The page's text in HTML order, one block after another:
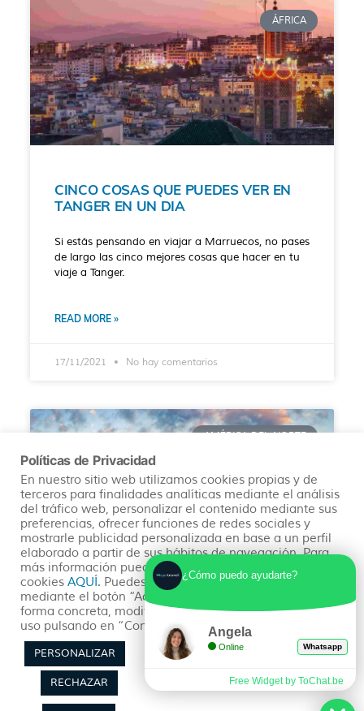
ÁFRICA
CINCO COSAS QUE PUEDES VER EN
TANGER EN UN DIA
Si estás pensando en viajar a Marruecos, no pases
de largo las cinco mejores cosas que hacer en tu
viaje a Tanger.
READ MORE »
17/11/2021 No hay comentarios
AMÉRICA DEL NORTE
QUE VER Y HACER EN NUEVA YORK
EN TUS VACACIONES
Nueva York una ciudad gigante y en la que no
sabes cuantos días ni qué lugares visitar primero
¿Verdad? ¡Nosotros te aconsejamos!
Políticas de Privacidad
En nuestro sitio web utilizamos cookies propias y de
terceros para finalidades analíticas mediante el análisis
del tráfico web, personalizar el contenido mediante sus
preferencias, ofrecer funciones de redes sociales y
mostrarle publicidad personalizada en base a un perfil
elaborado a partir de sus hábitos de navegación. Para
más información puedes consultar nuestra política de
cookies AQUÍ. Puedes aceptar todas las cookies
mediante el botón “Aceptar” o puedes aceptarlas de
forma concreta, modificar su selección o rechazar su
uso pulsando en “Configuración de Privacidad”.
PERSONALIZAR
RECHAZAR
¿Cómo puedo ayudarte?
Angela
Online Whatsapp
Free Widget by ToChat.be